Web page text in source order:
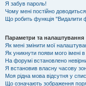
Я забув пароль!
Чому мені постійно
Що робить функція "Видалити
Параметри та налаштування
Як мені змінити мої
Як уникнути появи мого імені
На форумі встановлено
Я встановив власну часову
Моя рідна мова відсутня у
Що означають зображення